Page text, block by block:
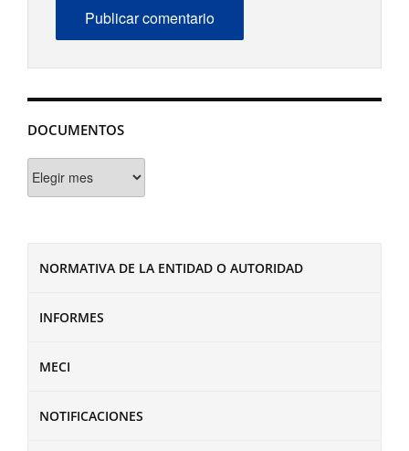
DOCUMENTOS
NORMATIVA DE LA ENTIDAD O AUTORIDAD
INFORMES
MECI
NOTIFICACIONES